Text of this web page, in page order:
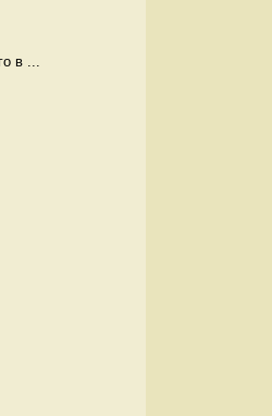
в ...